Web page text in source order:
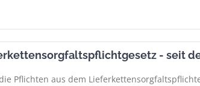
- seit
Pflichten aus dem